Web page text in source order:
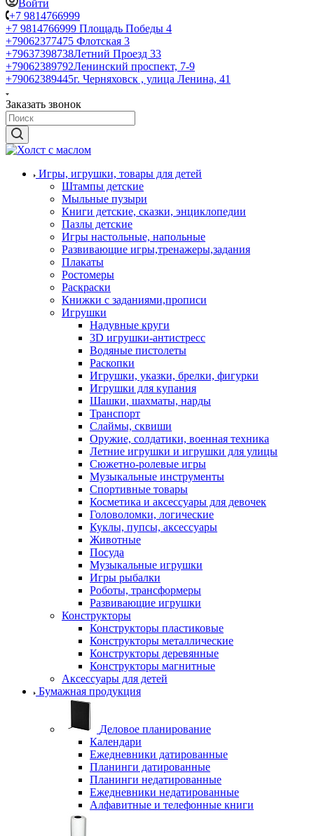
Войти
+7 9814766999
+7 9814766999 Площадь Победы 4
+79062377475 Флотская 3
+79637398738Летний Проезд 33
+79062389792Ленинский проспект, 7-9
+79062389445г. Черняховск , улица Ленина, 41
Заказать звонок
Игры, игрушки, товары для детей
Штампы детские
Мыльные пузыри
Книги детские, сказки, энциклопедии
Пазлы детские
Игры настольные, напольные
Развивающие игры,тренажеры,задания
Плакаты
Ростомеры
Раскраски
Книжки с заданиями,прописи
Игрушки
Надувные круги
3D игрушки-антистресс
Водяные пистолеты
Раскопки
Игрушки, указки, брелки, фигурки
Игрушки для купания
Шашки, шахматы, нарды
Транспорт
Слаймы, сквиши
Оружие, солдатики, военная техника
Летние игрушки и игрушки для улицы
Сюжетно-ролевые игры
Музыкальные инструменты
Спортивные товары
Косметика и аксессуары для девочек
Головоломки, логические
Куклы, пупсы, аксессуары
Животные
Посуда
Музыкальные игрушки
Игры рыбалки
Роботы, трансформеры
Развивающие игрушки
Конструкторы
Конструкторы пластиковые
Конструкторы металлические
Конструкторы деревянные
Конструкторы магнитные
Аксессуары для детей
Бумажная продукция
Деловое планирование
Календари
Ежедневники датированные
Планинги датированные
Планинги недатированные
Ежедневники недатированные
Алфавитные и телефонные книги